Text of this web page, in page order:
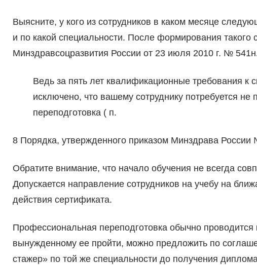
Выясните, у кого из сотрудников в каком месяце
и по какой специальности. После формирования такого
Минздравсоцразвития России от 23 июля 2010 г. №
Ведь за пять лет квалификационные требования к
исключено, что вашему сотруднику потребуется
переподготовка ( п.
8 Порядка, утвержденного приказом Минздрава России
Обратите внимание, что начало обучения не всегда
Допускается направление сотрудников на учебу на
действия сертификата.
Профессиональная переподготовка обычно проводится
вынужденному ее пройти, можно предложить по
стажер» по той же специальности до получения